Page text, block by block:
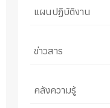
แผนปฏิบัติงาน
ข่าวสาร
คลังความรู้